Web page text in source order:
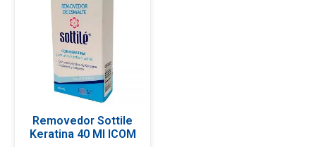
Removedor Sottile
Keratina 40 Ml ICOM